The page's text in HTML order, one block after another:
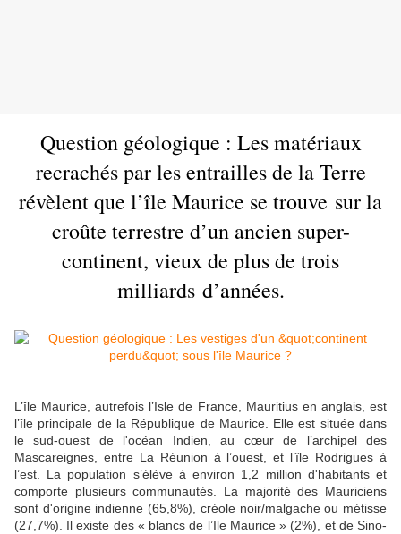
Question géologique : Les matériaux
recrachés par les entrailles de la Terre
révèlent que l’île Maurice se trouve sur la
croûte terrestre d’un ancien super-
continent, vieux de plus de trois
milliards d’années.
L’île Maurice, autrefois l’Isle de France, Mauritius en anglais, est
l’île principale de la République de Maurice. Elle est située dans
le sud-ouest de l'océan Indien, au cœur de l’archipel des
Mascareignes, entre La Réunion à l’ouest, et l’île Rodrigues à
l’est. La population s’élève à environ 1,2 million d'habitants et
comporte plusieurs communautés. La majorité des Mauriciens
sont d'origine indienne (65,8%), créole noir/malgache ou métisse
(27,7%). Il existe des « blancs de l’Ile Maurice » (2%), et de Sino-